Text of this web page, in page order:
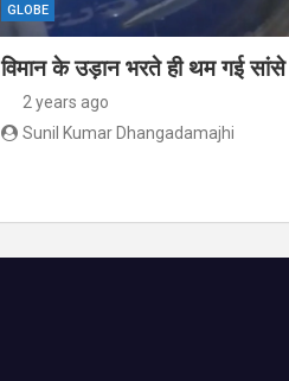
GLOBE
विमान के उड़ान भरते ही थम गई सांसे
2 years ago
Sunil Kumar Dhangadamajhi